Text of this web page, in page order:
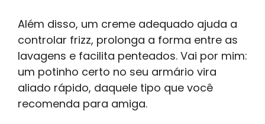
Além disso, um creme adequado ajuda a
controlar frizz, prolonga a forma entre as
lavagens e facilita penteados. Vai por mim:
um potinho certo no seu armário vira
aliado rápido, daquele tipo que você
recomenda para amiga.